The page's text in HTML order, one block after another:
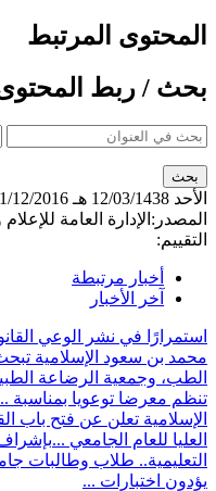
المحتوى المرتبط
بحث / ربط
الأحد 12/03/1438 هـ
11/12/
المصدر: الإدارة العامة
التقييم:
أخبار مرتبطة
آخر الأخبار
استمرارًا في نشر الوعي
محمد بن سعود الإسلامية
الطب، وجمعية الرضاعة
تنظم معرضا توعويا بمناسبة
الإسلامية تعلن عن فتح باب
العليا للعام الجامعي ...
التعليمية.. طلاب وطالبات
يؤدون اختبارات ...